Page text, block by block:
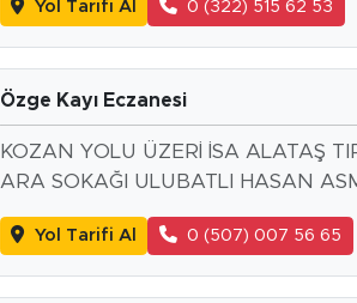
Yol Tarifi Al 0 (322) 515 62 53
Özge Kayı Eczanesi
KOZAN YOLU ÜZERİ İSA ALATAŞ
ARA SOKAĞI ULUBATLI HASAN
Yol Tarifi Al 0 (507) 007 56 65